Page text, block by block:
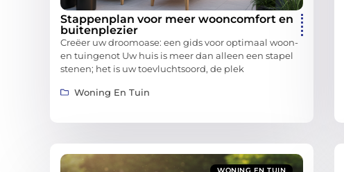
Stappenplan voor meer wooncomfort en
buitenplezier
Creëer uw droomoase: een gids voor optimaal woon-
en tuingenot Uw huis is meer dan alleen een stapel
stenen; het is uw toevluchtsoord, de plek
Woning En Tuin
WONING EN TUIN